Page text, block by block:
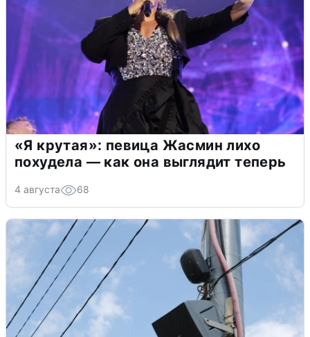
«Я крутая»: певица Жасмин лихо
похудела — как она выглядит теперь
4 августа 68